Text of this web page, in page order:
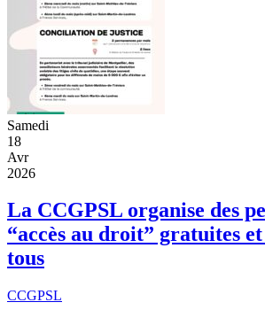
Samedi
18
Avr
2026
La CCGPSL organise des
“accès au droit” gratuites
tous
CCGPSL